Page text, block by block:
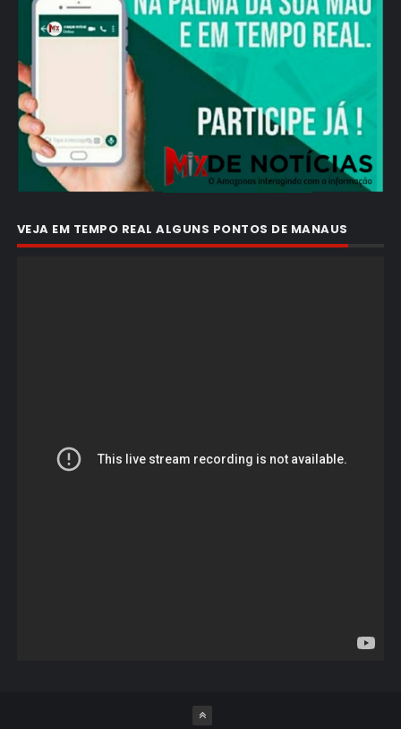
VEJA EM TEMPO REAL ALGUNS PONTOS DE MANAUS